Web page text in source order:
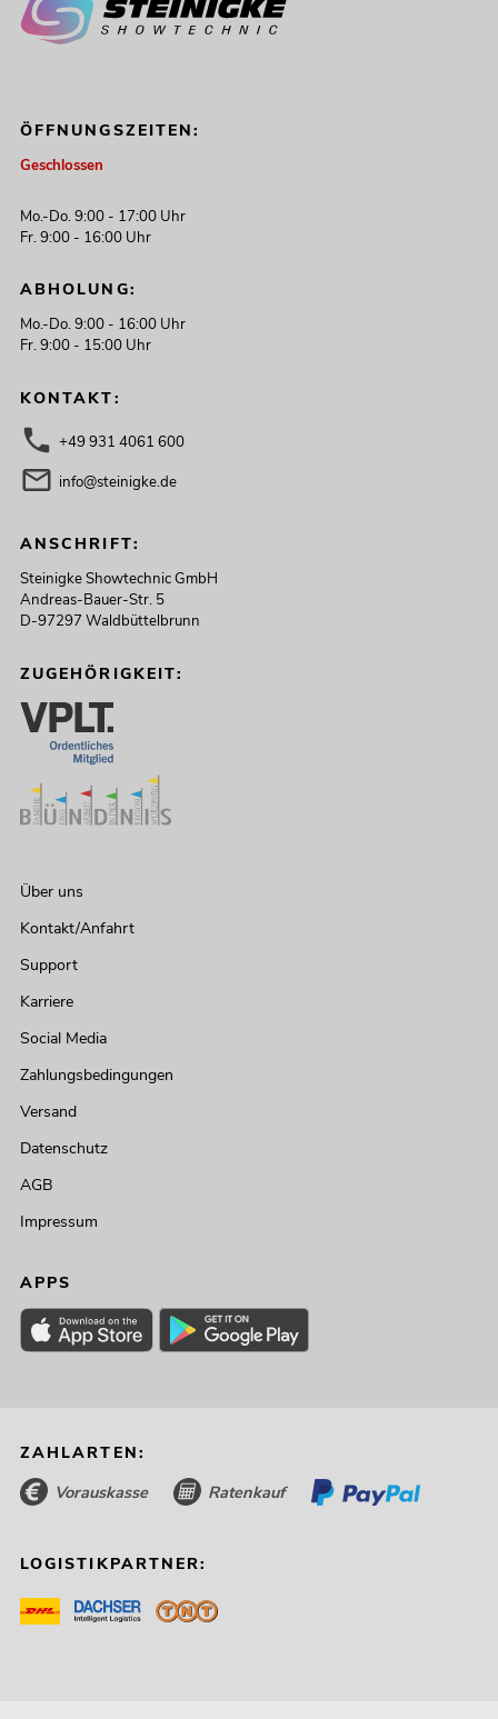
No. 20000745Artikel nicht mehr verfügbar
ÖFFNUNGSZEITEN:
Geschlossen
Mo.-Do. 9:00 - 17:00 Uhr
Fr. 9:00 - 16:00 Uhr
ABHOLUNG:
Mo.-Do. 9:00 - 16:00 Uhr
Fr. 9:00 - 15:00 Uhr
KONTAKT:
+49 931 4061 600
info@steinigke.de
ANSCHRIFT:
Steinigke Showtechnic GmbH
Andreas-Bauer-Str. 5
D-97297 Waldbüttelbrunn
ZUGEHÖRIGKEIT:
Über uns
Kontakt/Anfahrt
Support
Karriere
Social Media
Zahlungsbedingungen
Versand
Datenschutz
AGB
Impressum
APPS
ZAHLARTEN:
Vorauskasse Ratenkauf
LOGISTIKPARTNER: